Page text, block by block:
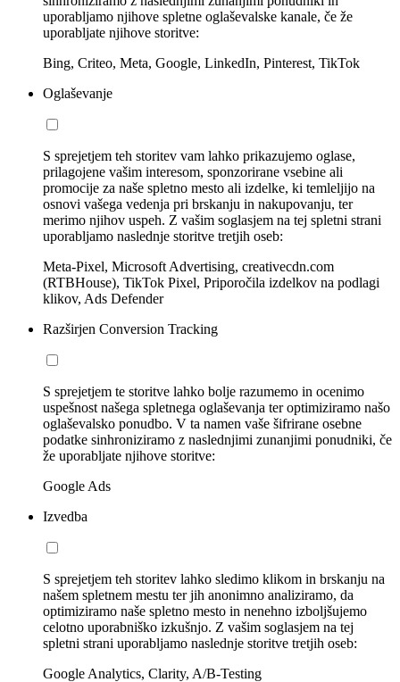
uporabljamo njihove spletne oglaševalske kanale, če že
uporabljate njihove storitve:
Bing, Criteo, Meta, Google, LinkedIn, Pinterest, TikTok
Oglaševanje
S sprejetjem teh storitev vam lahko prikazujemo oglase,
prilagojene vašim interesom, sponzorirane vsebine ali
promocije za naše spletno mesto ali izdelke, ki temleljijo na
osnovi vašega vedenja pri brskanju in nakupovanju, ter
merimo njihov uspeh. Z vašim soglasjem na tej spletni strani
uporabljamo naslednje storitve tretjih oseb:
Meta-Pixel, Microsoft Advertising, creativecdn.com
(RTBHouse), TikTok Pixel, Priporočila izdelkov na podlagi
klikov, Ads Defender
Razširjen Conversion Tracking
S sprejetjem te storitve lahko bolje razumemo in ocenimo
uspešnost našega spletnega oglaševanja ter optimiziramo našo
oglaševalsko ponudbo. V ta namen vaše šifrirane osebne
podatke sinhroniziramo z naslednjimi zunanjimi ponudniki, če
že uporabljate njihove storitve:
Google Ads
Izvedba
S sprejetjem teh storitev lahko sledimo klikom in brskanju na
našem spletnem mestu ter jih anonimno analiziramo, da
optimiziramo naše spletno mesto in nenehno izboljšujemo
celotno uporabniško izkušnjo. Z vašim soglasjem na tej
spletni strani uporabljamo naslednje storitve tretjih oseb:
Google Analytics, Clarity, A/B-Testing